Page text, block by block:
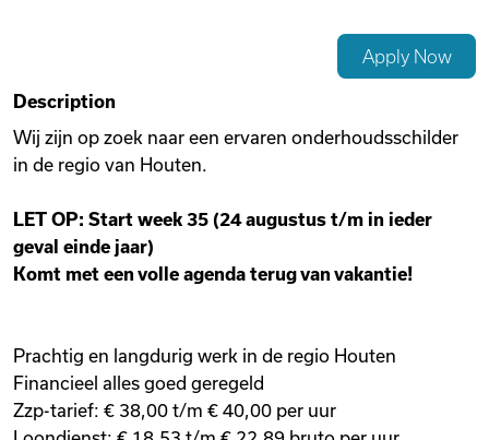
Podcasts
Videos
Remote Jobs
Apply Now
Description
Wij zijn op zoek naar een ervaren onderhoudsschilder
in de regio van Houten.
LET OP: Start week 35 (24 augustus t/m in ieder
geval einde jaar)
Komt met een volle agenda terug van vakantie!
Prachtig en langdurig werk in de regio Houten
Financieel alles goed geregeld
Zzp-tarief: € 38,00 t/m € 40,00 per uur